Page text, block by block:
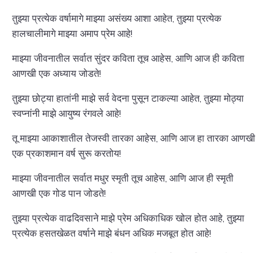
तुझ्या प्रत्येक वर्षामागे माझ्या असंख्य आशा आहेत, तुझ्या प्रत्येक
हालचालीमागे माझ्या अमाप प्रेम आहे!
माझ्या जीवनातील सर्वात सुंदर कविता तूच आहेस, आणि आज ही कविता
आणखी एक अध्याय जोडते!
तुझ्या छोट्या हातांनी माझे सर्व वेदना पुसून टाकल्या आहेत, तुझ्या मोठ्या
स्वप्नांनी माझे आयुष्य रंगवले आहे!
तू माझ्या आकाशातील तेजस्वी तारका आहेस, आणि आज हा तारका आणखी
एक प्रकाशमान वर्ष सुरू करतोय!
माझ्या जीवनातील सर्वात मधुर स्मृती तूच आहेस, आणि आज ही स्मृती
आणखी एक गोड पान जोडते!
तुझ्या प्रत्येक वाढदिवसाने माझे प्रेम अधिकाधिक खोल होत आहे, तुझ्या
प्रत्येक हसतखेळत वर्षाने माझे बंधन अधिक मजबूत होत आहे!